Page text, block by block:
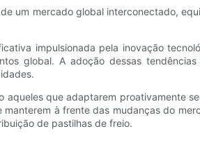
um mercado global interconectado,
impulsionada pela inovação
global. A adoção dessas
que adaptarem proativamente
à frente das mudanças do
de pastilhas de freio.